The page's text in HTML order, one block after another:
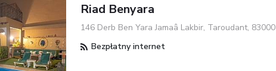
Riad Benyara
146 Derb Ben Yara Jamaâ Lakbir, Taroudant, 83000
Bezpłatny internet